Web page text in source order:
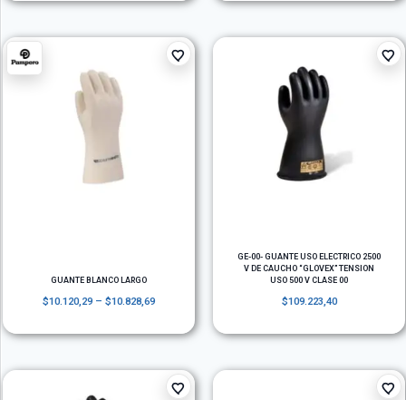
GUANTE BLANCO LARGO
$10.120,29 – $10.828,69
GE-00- GUANTE USO ELECTRICO 2500
V DE CAUCHO “GLOVEX” TENSION
USO 500 V CLASE 00
$109.223,40